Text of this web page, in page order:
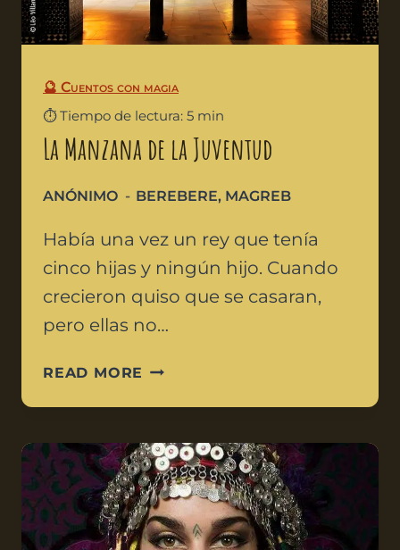
🔮 Cuentos con magia
⏱️ Tiempo de lectura: 5 min
La Manzana de la Juventud
ANÓNIMO BEREBERE, MAGREB
Había una vez un rey que tenía
cinco hijas y ningún hijo. Cuando
crecieron quiso que se casaran,
pero ellas no…
READ MORE